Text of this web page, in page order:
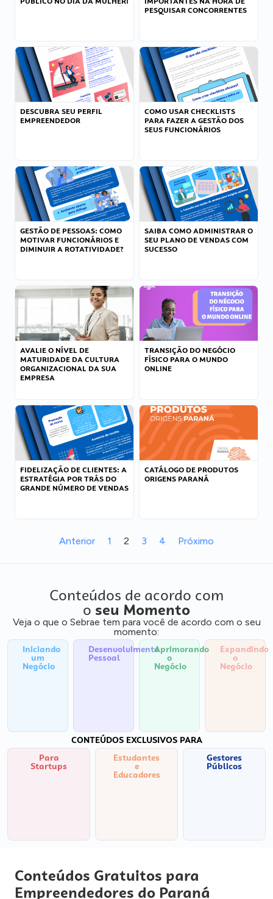
PESQUISAR CONCORRENTES
DESCUBRA SEU PERFIL
EMPREENDEDOR
COMO USAR CHECKLISTS
PARA FAZER A GESTÃO DOS
SEUS FUNCIONÁRIOS
GESTÃO DE PESSOAS: COMO
MOTIVAR FUNCIONÁRIOS E
DIMINUIR A ROTATIVIDADE?
SAIBA COMO ADMINISTRAR O
SEU PLANO DE VENDAS COM
SUCESSO
AVALIE O NÍVEL DE
MATURIDADE DA CULTURA
ORGANIZACIONAL DA SUA
EMPRESA
TRANSIÇÃO DO NEGÓCIO
FÍSICO PARA O MUNDO
ONLINE
FIDELIZAÇÃO DE CLIENTES: A
ESTRATÉGIA POR TRÁS DO
GRANDE NÚMERO DE VENDAS
CATÁLOGO DE PRODUTOS
ORIGENS PARANÁ
Anterior 1 2 3 4 Próximo
Conteúdos de acordo com
o seu Momento
Veja o que o Sebrae tem para você de acordo com o seu
momento:
Iniciando
um
Negócio
Desenvolvimento
Pessoal
Aprimorando
o
Negócio
Expandindo
o
Negócio
CONTEÚDOS EXCLUSIVOS PARA
Para
Startups
Estudantes
e
Educadores
Gestores
Públicos
Conteúdos Gratuitos para
Empreendedores do Paraná